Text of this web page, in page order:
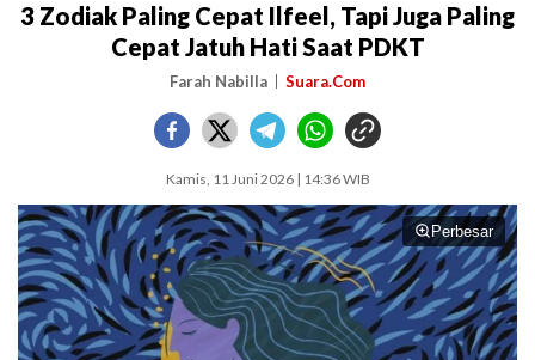
3 Zodiak Paling Cepat Ilfeel, Tapi Juga Paling
Cepat Jatuh Hati Saat PDKT
Farah Nabilla Suara.Com
Kamis, 11 Juni 2026 | 14:36 WIB
Perbesar